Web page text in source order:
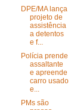
DPE/MA lança
projeto de
assistência
a detentos
e f...
Polícia prende
assaltante
e apreende
carro usado
e...
PMs são